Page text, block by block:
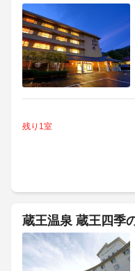
残り1室
蔵王温泉 蔵王四季